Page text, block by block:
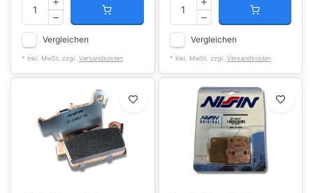
Vergleichen
* Inkl. MwSt. zzgl. Versandkosten
Vergleichen
* Inkl. MwSt. zzgl. Versandkosten